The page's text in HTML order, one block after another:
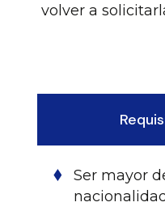
volver a
Ser mayor